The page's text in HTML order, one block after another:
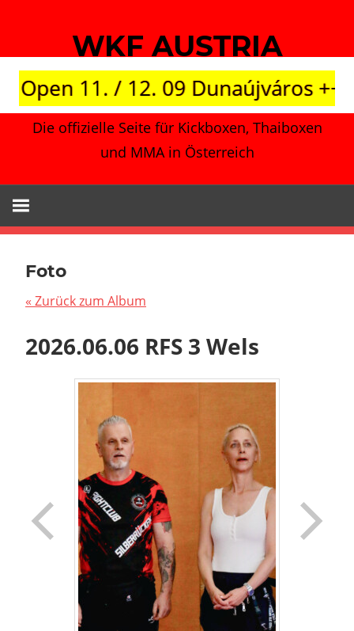
springen
WKF AUSTRIA
11. / 12. 09 Dunaújváros +++
Die offizielle Seite für Kickboxen, Thaiboxen
und MMA in Österreich
Foto
« Zurück zum Album
2026.06.06 RFS 3 Wels